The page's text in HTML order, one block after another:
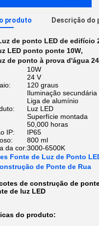
produto Descrição do
de ponto LED de edifício
LED ponto ponte 10W,
de ponto à prova d'água
10W
24 V
120 graus
Iluminação
Liga de alumínio
Luz LED
Superfície montada
50,000 horas
IP:
IP65
800 ml
da cor:3000-6500K
Fonte de Luz de Ponto
de Ponte de Rua
de construção de
de luz LED
do produto: